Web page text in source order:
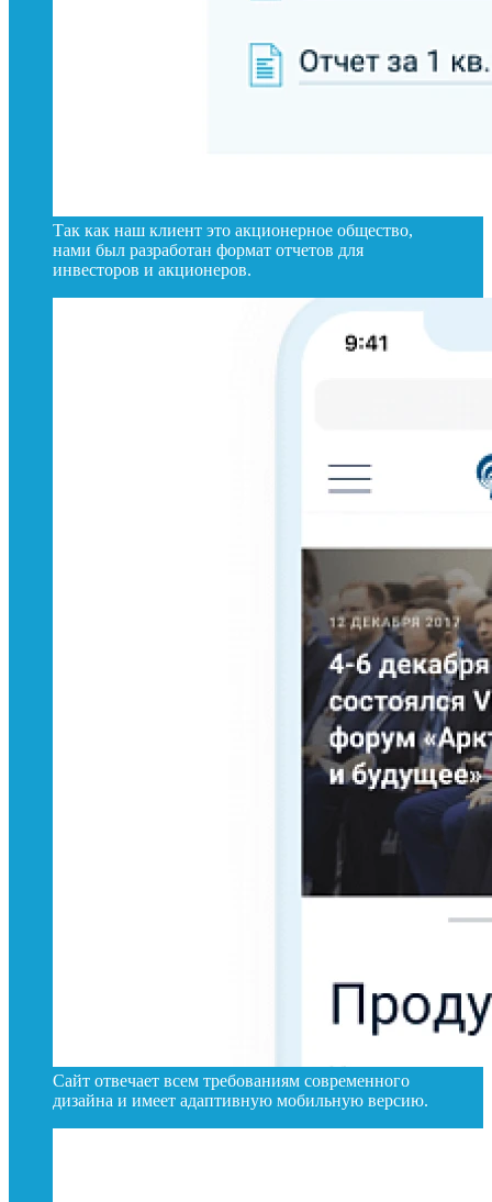
Так как наш клиент это акционерное общество,
нами был разработан формат отчетов для
инвесторов и акционеров.
Сайт отвечает всем требованиям современного
дизайна и имеет адаптивную мобильную версию.